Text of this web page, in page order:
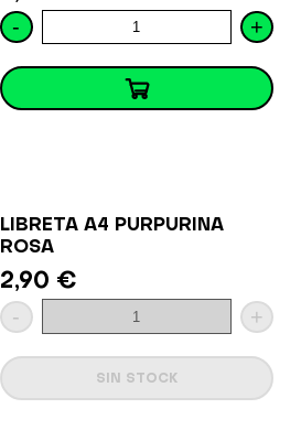
- +
LIBRETA A4 PURPURINA
ROSA
2,90 €
- +
SIN STOCK